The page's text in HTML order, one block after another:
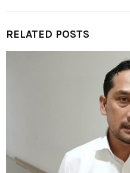
RELATED POSTS